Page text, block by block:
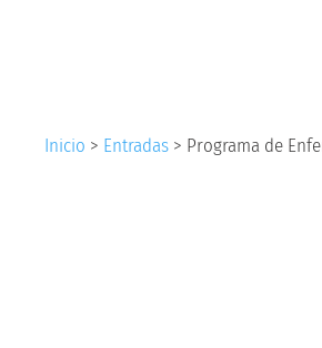
Inicio > Entradas > Programa de